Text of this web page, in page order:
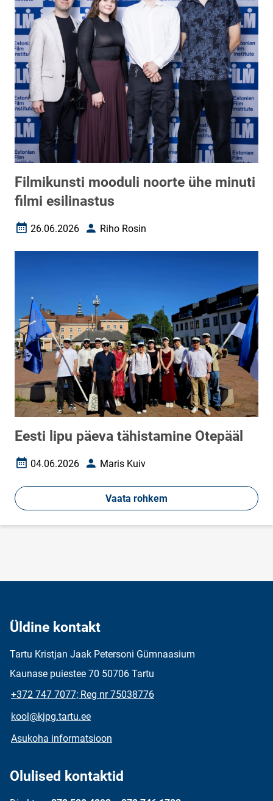
Filmikunsti mooduli noorte ühe minuti
filmi esilinastus
Loomise kuupäev
26.06.2026 AutorRiho Rosin
Eesti lipu päeva tähistamine Otepääl
Loomise kuupäev
04.06.2026 AutorMaris Kuiv
Vaata rohkem
Üldine kontakt
Tartu Kristjan Jaak Petersoni Gümnaasium
Kaunase puiestee 70 50706 Tartu
+372 747 7077; Reg nr 75038776
kool@kjpg.tartu.ee
Asukoha informatsioon
Olulised kontaktid